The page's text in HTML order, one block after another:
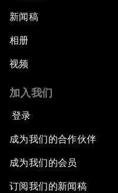
新闻稿
相册
视频
加入我们
登录
成为我们的合作伙伴
成为我们的会员
订阅我们的新闻稿